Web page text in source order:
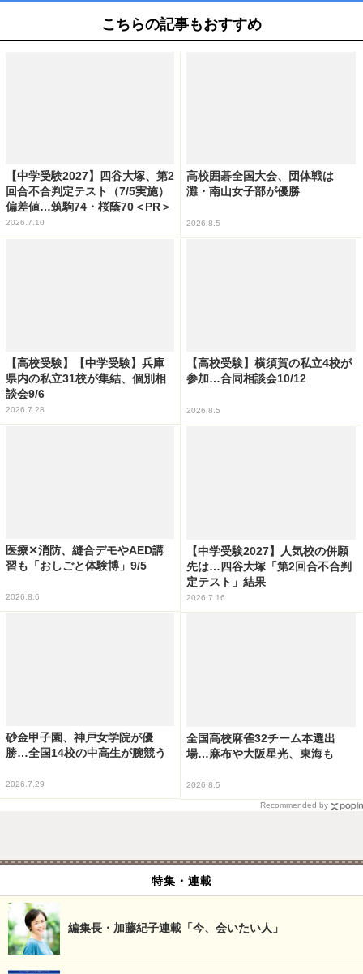
こちらの記事もおすすめ
【中学受験2027】四谷大塚、第2
回合不合判定テスト（7/5実施）
偏差値…筑駒74・桜蔭70＜PR＞
2026.7.10
高校囲碁全国大会、団体戦は
灘・南山女子部が優勝
2026.8.5
【高校受験】【中学受験】兵庫
県内の私立31校が集結、個別相
談会9/6
2026.7.28
【高校受験】横須賀の私立4校が
参加…合同相談会10/12
2026.8.5
医療✕消防、縫合デモやAED講
習も「おしごと体験博」9/5
2026.8.6
【中学受験2027】人気校の併願
先は…四谷大塚「第2回合不合判
定テスト」結果
2026.7.16
砂金甲子園、神戸女学院が優
勝…全国14校の中高生が腕競う
2026.7.29
全国高校麻雀32チーム本選出
場…麻布や大阪星光、東海も
2026.8.5
Recommended by
特集・連載
編集長・加藤紀子連載「今、会いたい人」